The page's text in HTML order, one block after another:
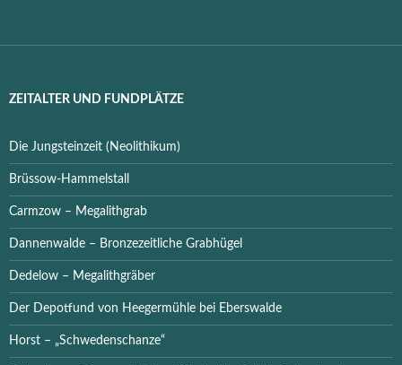
ZEITALTER UND FUNDPLÄTZE
Die Jungsteinzeit (Neolithikum)
Brüssow-Hammelstall
Carmzow – Megalithgrab
Dannenwalde – Bronzezeitliche Grabhügel
Dedelow – Megalithgräber
Der Depotfund von Heegermühle bei Eberswalde
Horst – „Schwedenschanze“